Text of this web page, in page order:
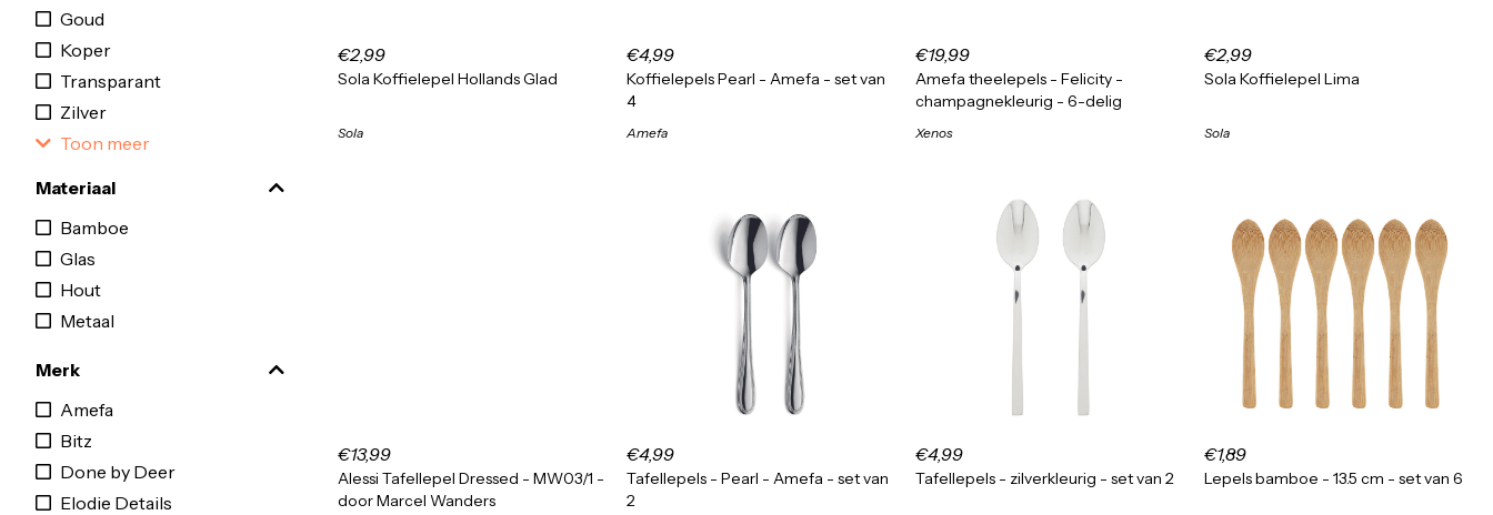
Goud
Koper
Transparant
Zilver
Toon meer
Materiaal
Bamboe
Glas
Hout
Metaal
Merk
Amefa
Bitz
Done by Deer
Elodie Details
€2,99
Sola Koffielepel Hollands Glad
Sola
€4,99
Koffielepels Pearl - Amefa - set van
4
Amefa
€19,99
Amefa theelepels - Felicity -
champagnekleurig - 6-delig
Xenos
€2,99
Sola Koffielepel Lima
Sola
€13,99
Alessi Tafellepel Dressed - MW03/1 -
door Marcel Wanders
€4,99
Tafellepels - Pearl - Amefa - set van
2
€4,99
Tafellepels - zilverkleurig - set van 2
€1,89
Lepels bamboe - 13.5 cm - set van 6